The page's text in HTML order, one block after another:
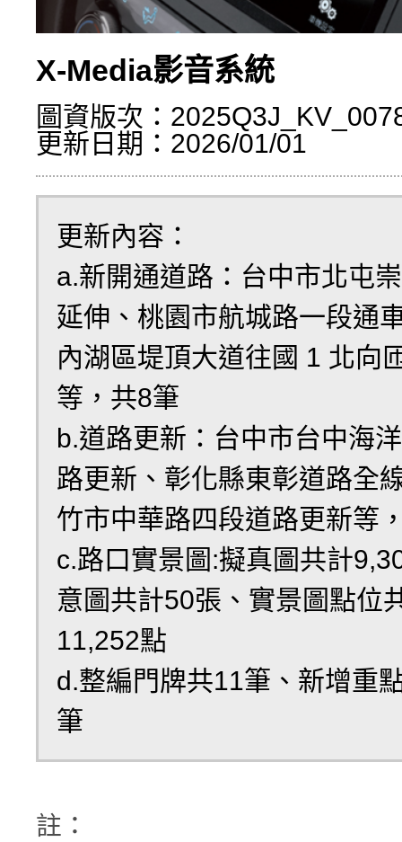
X-Media影音系統
圖資版次：
更新日期：2026/01/01
更新內容：
a.新開通道路：台中市北屯
延伸、桃園市航城路一段通
內湖區堤頂大道往國 1 北向
等，共8筆
b.道路更新：台中市台中海
路更新、彰化縣東彰道路全
竹市中華路四段道路更新等
c.路口實景圖:擬真圖共計
意圖共計50張、實景圖點位
11,252點
d.整編門牌共11筆、新增重
筆
註：